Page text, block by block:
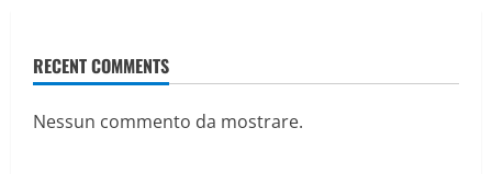
RECENT COMMENTS
Nessun commento da mostrare.